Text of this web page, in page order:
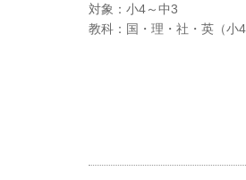
対象：小4～中3
教科：国・理・社・英（小